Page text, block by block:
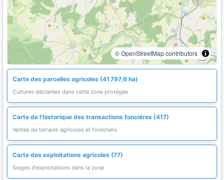
© OpenStreetMap contributors
Carte des parcelles agricoles (41 797,6 ha)
Cultures déclarées dans cette zone protégée
Carte de l'historique des transactions foncières (417)
Ventes de terrains agricoles et forestiers
Carte des exploitations agricoles (77)
Sieges d'exploitations dans la zone